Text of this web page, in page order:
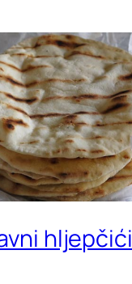
hljepčići